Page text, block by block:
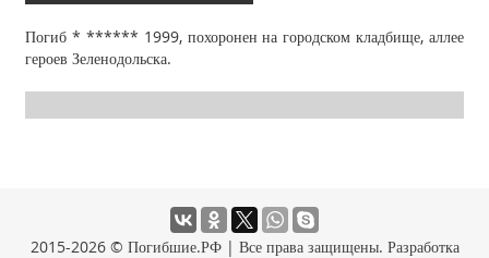
Погиб * ****** 1999, похоронен на городском кладбище, аллее
героев Зеленодольска.
2015-2026 © Погибшие.РФ | Все права защищены. Разработка